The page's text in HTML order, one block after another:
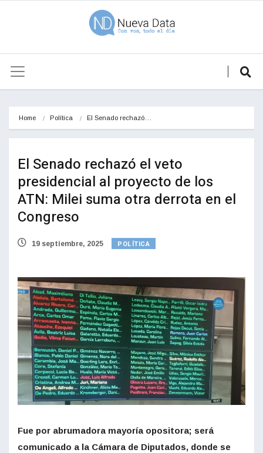
Home Política El Senado rechazó…
El Senado rechazó el veto
presidencial al proyecto de los
ATN: Milei suma otra derrota en el
Congreso
19 septiembre, 2025 POLÍTICA
Fue por abrumadora mayoría opositora; será
comunicado a la Cámara de Diputados, donde se